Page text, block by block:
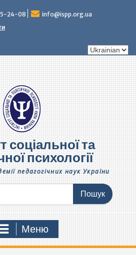
24-08
info@ispp.org.ua
Вибрати
соціальної та
психології
педагогічних наук України
Меню